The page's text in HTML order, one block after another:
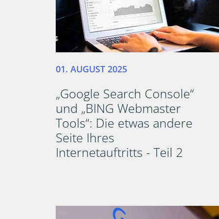
01. AUGUST 2025
„Google Search Console“
und „BING Webmaster
Tools“: Die etwas andere
Seite Ihres
Internetauftritts - Teil 2